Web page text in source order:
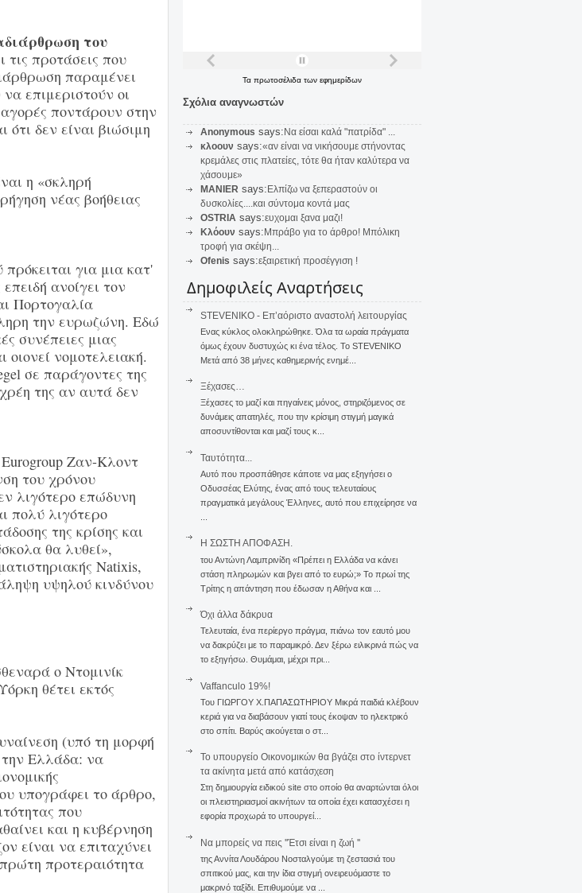
του
τις προτάσεις που
παραμένει
επιμεριστούν οι
ποντάρουν στην
δεν είναι βιώσιμη
η «σκληρή
νέας βοήθειας
για μια κατ'
ανοίγει τον
Πορτογαλία
την ευρωζώνη. Εδώ
συνέπειες μιας
νομοτελειακή.
σε παράγοντες της
της αν αυτά δεν
Ζαν-Κλοντ
του χρόνου
λιγότερο επώδυνη
πολύ λιγότερο
της κρίσης και
θα λυθεί»,
Natixis,
υψηλού κινδύνου
ο Ντομινίκ
θέτει εκτός
(υπό τη μορφή
Ελλάδα: να
υπογράφει το άρθρο,
που
και η κυβέρνηση
είναι να επιταχύνει
πρώτη προτεραιότητα
Τα πρωτοσέλιδα των εφημερίδων
Σχόλια αναγνωστών
Anonymous says: Να είσαι καλά "πατρίδα" ...
κλοουν says:«αν είναι να νικήσουμε στήνοντας
κρεμάλες στις πλατείες, τότε θα ήταν καλύτερα να
χάσουμε»
MANIER says: Ελπίζω να ξεπεραστούν οι
δυσκολίες....και σύντομα κοντά μας
OSTRIA says:ευχομαι ξανα μαζι!
Κλόουν says: Μπράβο για το άρθρο! Μπόλικη
τροφή για σκέψη...
Ofenis says:εξαιρετική προσέγγιση !
Δημοφιλείς Αναρτήσεις
STEVENIKO - Επ’αόριστο αναστολή λειτουργίας
Ενας κύκλος ολοκληρώθηκε. Όλα τα ωραία πράγματα
όμως έχουν δυστυχώς κι ένα τέλος. Το STEVENIKO
Μετά από 38 μήνες καθημερινής ενημέ...
Ξέχασες…
Ξέχασες το μαζί και πηγαίνεις μόνος, στηριζόμενος σε
δυνάμεις απατηλές, που την κρίσιμη στιγμή μαγικά
αποσυντίθονται και μαζί τους κ...
Ταυτότητα...
Αυτό που προσπάθησε κάποτε να μας εξηγήσει ο
Οδυσσέας Ελύτης, ένας από τους τελευταίους
πραγματικά μεγάλους Έλληνες, αυτό που επιχείρησε να
Η ΣΩΣΤΗ ΑΠΟΦΑΣΗ.
του Αντώνη Λαμπρινίδη «Πρέπει η Ελλάδα να κάνει
στάση πληρωμών και βγει από το ευρώ;» Το πρωί της
Τρίτης η απάντηση που έδωσαν η Αθήνα και ...
Όχι άλλα δάκρυα
Τελευταία, ένα περίεργο πράγμα, πιάνω τον εαυτό μου
να δακρύζει με το παραμικρό. Δεν ξέρω ειλικρινά πώς να
το εξηγήσω. Θυμάμαι, μέχρι πρι...
Vaffanculo 19%!
Του ΓΙΩΡΓΟΥ Χ.ΠΑΠΑΣΩΤΗΡΙΟΥ Μικρά παιδιά κλέβουν
κεριά για να διαβάσουν γιατί τους έκοψαν το ηλεκτρικό
στο σπίτι. Βαρύς ακούγεται ο στ...
To υπουργείο Οικονομικών θα βγάζει στο ίντερνετ
τα ακίνητα μετά από κατάσχεση
Στη δημιουργία ειδικού site στο οποίο θα αναρτώνται όλοι
οι πλειστηριασμοί ακινήτων τα οποία έχει κατασχέσει η
εφορία προχωρά το υπουργεί...
Να μπορείς να πεις ''Έτσι είναι η ζωή ''
της Αννίτα Λουδάρου Νοσταλγούμε τη ζεστασιά του
σπιτικού μας, και την ίδια στιγμή ονειρευόμαστε το
μακρινό ταξίδι. Επιθυμούμε να ...